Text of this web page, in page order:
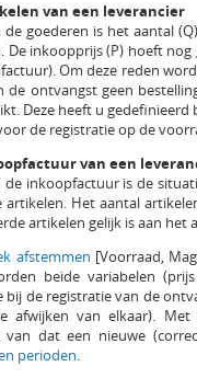
van een leverancier
goederen is het aantal
De inkoopprijs (P) hoeft
Om deze reden
de ontvangst geen
Deze heeft u
de registratie op de
van een
inkoopfactuur is de
artikelen. Het aantal
artikelen gelijk is aan het
afstemmen [Voorraad,
beide variabelen
de registratie van de
afwijken van elkaar).
dat een nieuwe
perioden.